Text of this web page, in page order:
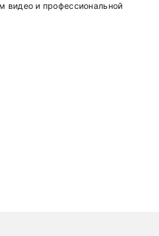
видео и профессиональной